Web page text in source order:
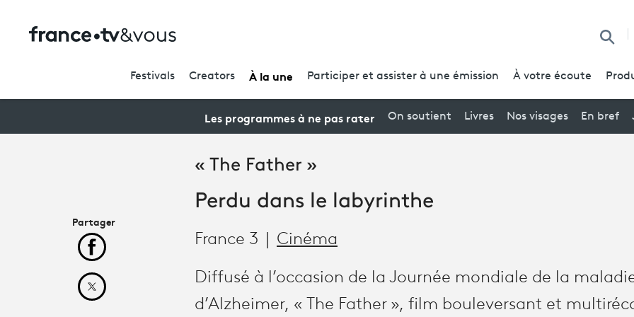
Festivals Creators À la une Participer et assister à une émission À votre écoute
Les programmes à ne pas rater On soutient Livres Nos visages En bref
« The Father »
Perdu dans le labyrinthe
France 3 Cinéma
Diffusé à l’occasion de la Journée mondiale de la
d’Alzheimer, « The Father », film bouleversant et
Partager
Partager cet article sur Facebook
Partager cet article sur X